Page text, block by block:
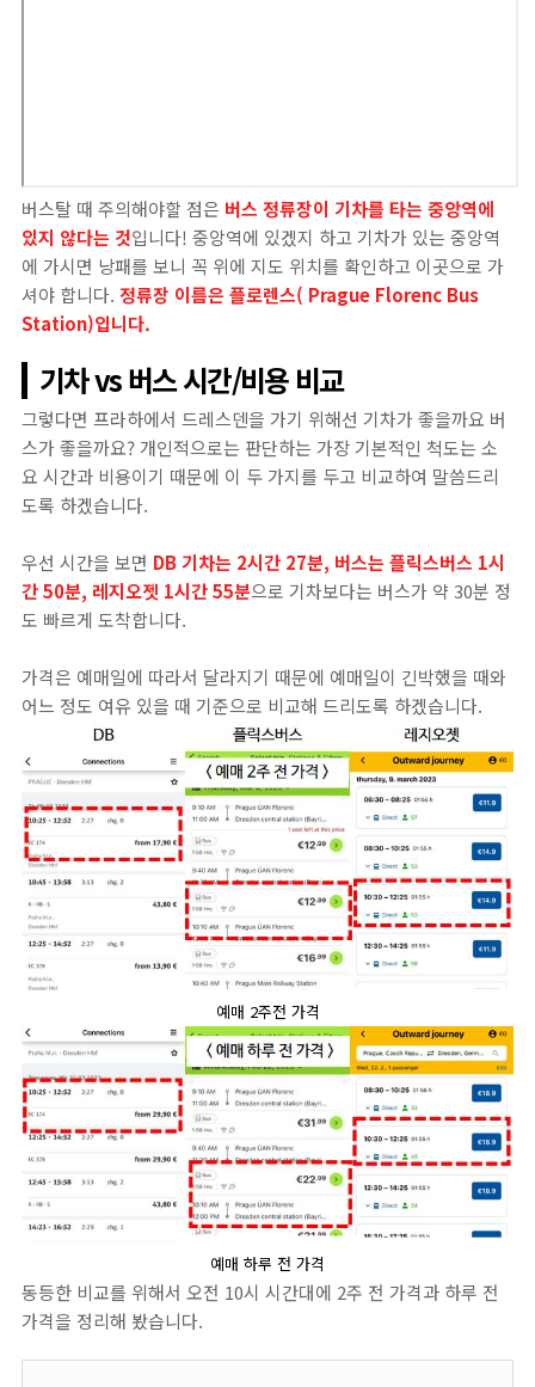
버스탈 때 주의해야할 점은 버스 정류장이 기차를 타는 중앙역에
있지 않다는 것입니다! 중앙역에 있겠지 하고 기차가 있는 중앙역
에 가시면 낭패를 보니 꼭 위에 지도 위치를 확인하고 이곳으로 가
셔야 합니다. 정류장 이름은 플로렌스( Prague Florenc Bus
Station)입니다.
기차 vs 버스 시간/비용 비교
그렇다면 프라하에서 드레스덴을 가기 위해선 기차가 좋을까요 버
스가 좋을까요? 개인적으로는 판단하는 가장 기본적인 척도는 소
요 시간과 비용이기 때문에 이 두 가지를 두고 비교하여 말씀드리
도록 하겠습니다.
우선 시간을 보면 DB 기차는 2시간 27분, 버스는 플릭스버스 1시
간 50분, 레지오젯 1시간 55분으로 기차보다는 버스가 약 30분 정
도 빠르게 도착합니다.
가격은 예매일에 따라서 달라지기 때문에 예매일이 긴박했을 때와
어느 정도 여유 있을 때 기준으로 비교해 드리도록 하겠습니다.
예매 2주전 가격
예매 하루 전 가격
동등한 비교를 위해서 오전 10시 시간대에 2주 전 가격과 하루 전
가격을 정리해 봤습니다.